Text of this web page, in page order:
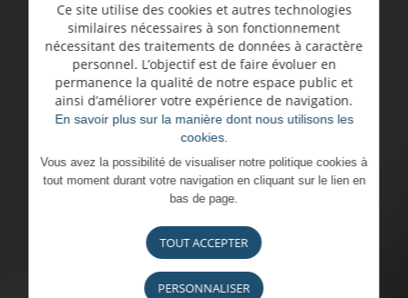
Ce site utilise des cookies et autres technologies
similaires nécessaires à son fonctionnement
nécessitant des traitements de données à caractère
personnel. L’objectif est de faire évoluer en
permanence la qualité de notre espace public et
ainsi d’améliorer votre expérience de navigation.
En savoir plus sur la manière dont nous utilisons les
cookies.
Vous avez la possibilité de visualiser notre politique cookies à
tout moment durant votre navigation en cliquant sur le lien en
bas de page.
TOUT ACCEPTER
PERSONNALISER